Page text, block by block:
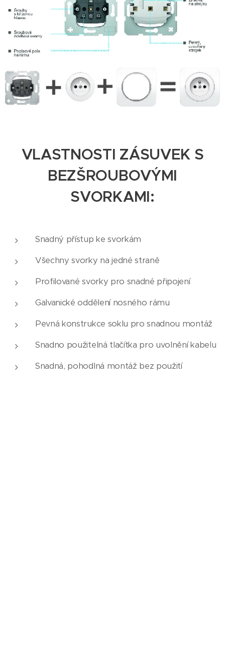
VLASTNOSTI ZÁSUVEK S
BEZŠROUBOVÝMI
SVORKAMI:
Snadný přístup ke svorkám
Všechny svorky na jedné straně
Profilované svorky pro snadné připojení
Galvanické oddělení nosného rámu
Pevná konstrukce soklu pro snadnou montáž
Snadno použitelná tlačítka pro uvolnění kabelu
Snadná, pohodlná montáž bez použití